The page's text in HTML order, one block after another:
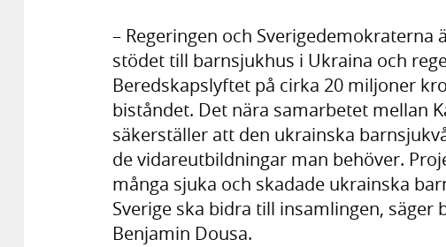
– Regeringen och
stödet till barnsjukhus i Ukraina och
Beredskapslyftet på cirka 20 miljoner
biståndet. Det nära samarbetet mellan
säkerställer att den ukrainska
de vidareutbildningar man behöver.
många sjuka och skadade ukrainska
Sverige ska bidra till insamlingen,
Benjamin Dousa.